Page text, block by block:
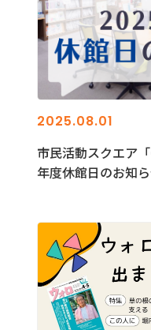
2025.08.01
市民活動スクエア
年度休館日のお知